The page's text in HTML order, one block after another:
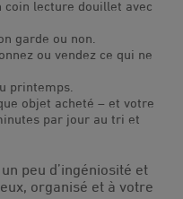
coin lecture douillet avec
garde ou non.
ou vendez ce qui ne
printemps.
objet acheté – et votre
par jour au tri et
peu d’ingéniosité et
organisé et à votre